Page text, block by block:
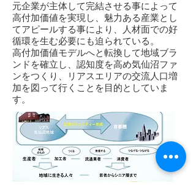
元企業が主体して完結させる事によって
高付加価値を実現し、魅力ある産業とし
てアピールする事により、人材面での好
循環を生む必要にも迫られている。
高付加価値モデルへと転換して地域ブラ
ンドを確立し、認知度を高め気仙沼ファ
ンをつくり、リアスエリアの交流人口増
加を図って行くことを目的としていま
す。